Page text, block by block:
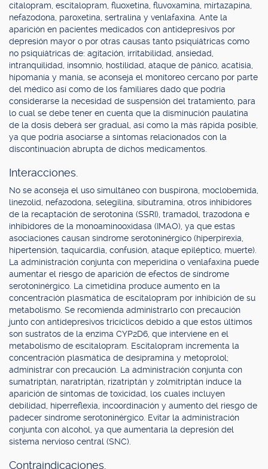
citalopram, escitalopram, fluoxetina, fluvoxamina, mirtazapina,
nefazodona, paroxetina, sertralina y venlafaxina. Ante la
aparición en pacientes medicados con antidepresivos por
depresión mayor o por otras causas tanto psiquiátricas como
no psiquiátricas de: agitación, irritabilidad, ansiedad,
intranquilidad, insomnio, hostilidad, ataque de pánico, acatisia,
hipomanía y manía, se aconseja el monitoreo cercano por parte
del médico así como de los familiares dado que podría
considerarse la necesidad de suspensión del tratamiento, para
lo cual se debe tener en cuenta que la disminución paulatina
de la dosis deberá ser gradual, así como la más rápida posible,
ya que podría asociarse a síntomas relacionados con la
discontinuación abrupta de dichos medicamentos.
Interacciones.
No se aconseja el uso simultáneo con buspirona, moclobemida,
linezolid, nefazodona, selegilina, sibutramina, otros inhibidores
de la recaptación de serotonina (SSRI), tramadol, trazodona e
inhibidores de la monoaminooxidasa (IMAO), ya que estas
asociaciones causan síndrome serotoninérgico (hiperpirexia,
hipertensión, taquicardia, confusión, ataque epiléptico, muerte).
La administración conjunta con meperidina o venlafaxina puede
aumentar el riesgo de aparición de efectos de síndrome
serotoninérgico. La cimetidina produce aumento en la
concentración plasmática de escitalopram por inhibición de su
metabolismo. Se recomienda administrarlo con precaución
junto con antidepresivos tricíclicos debido a que estos últimos
son sustratos de la enzima CYP2D6, que interviene en el
metabolismo de escitalopram. Escitalopram incrementa la
concentración plasmática de desipramina y metoprolol;
administrar con precaución. La administración conjunta con
sumatriptán, naratriptán, rizatriptán y zolmitriptán induce la
aparición de síntomas de toxicidad, los cuales incluyen
debilidad, hiperreflexia, incoordinación y aumento del riesgo de
padecer síndrome serotoninérgico. Evitar la administración
conjunta con alcohol, ya que aumentaría la depresión del
sistema nervioso central (SNC).
Contraindicaciones.